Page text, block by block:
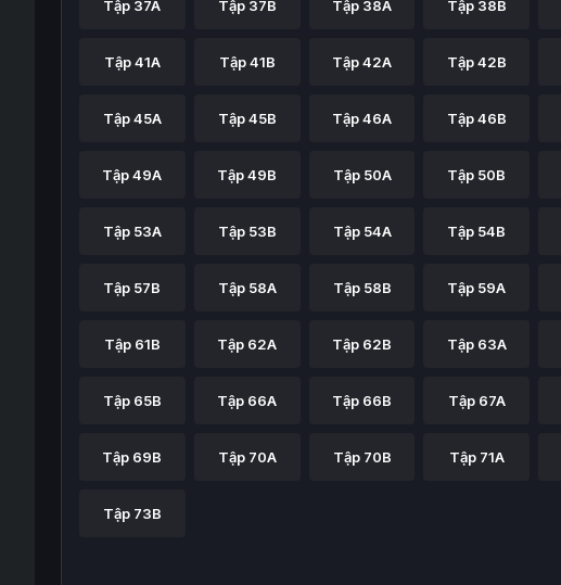
Tập 37A Tập 37B Tập 38A Tập 38B
Tập 41A Tập 41B Tập 42A Tập 42B
Tập 45A Tập 45B Tập 46A Tập 46B
Tập 49A Tập 49B Tập 50A Tập 50B
Tập 53A Tập 53B Tập 54A Tập 54B
Tập 57B Tập 58A Tập 58B Tập 59A
Tập 61B Tập 62A Tập 62B Tập 63A
Tập 65B Tập 66A Tập 66B Tập 67A
Tập 69B Tập 70A Tập 70B Tập 71A
Tập 73B